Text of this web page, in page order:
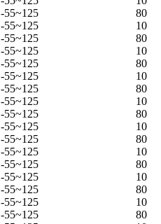
-55~125
80
-55~125
10
-55~125
80
-55~125
10
-55~125
80
-55~125
10
-55~125
80
-55~125
10
-55~125
80
-55~125
10
-55~125
80
-55~125
10
-55~125
80
-55~125
10
-55~125
80
-55~125
10
-55~125
80